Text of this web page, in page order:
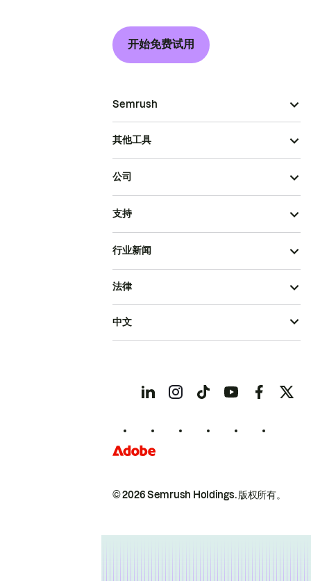
开始免费试用
Semrush
其他工具
公司
支持
行业新闻
© 2026 Semrush Holdings.版权所有。
法律
中文